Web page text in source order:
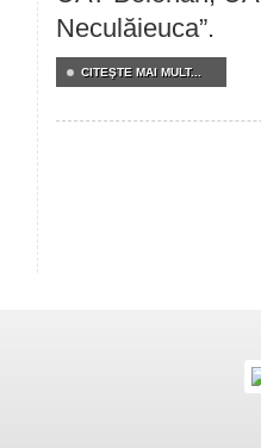
Neculăieuca”.
CITEŞTE MAI MULT...